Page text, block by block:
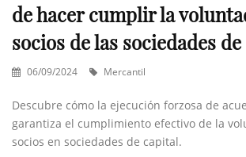
de hacer cumplir la
socios de las sociedades
06/09/2024 Mercantil
Descubre cómo la ejecución forzosa de
garantiza el cumplimiento efectivo de la
socios en sociedades de capital.